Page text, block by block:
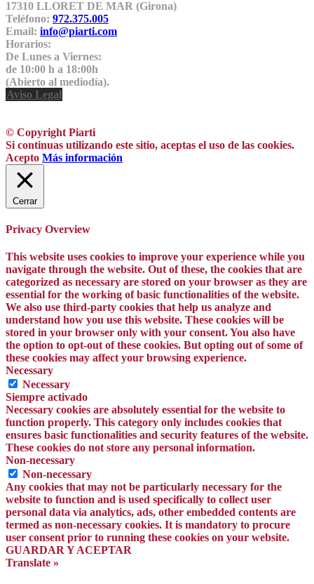
17310 LLORET DE MAR (Girona)
Teléfono: 972.375.005
Email: info@piarti.com
Horarios:
De Lunes a Viernes:
de 10:00 h a 18:00h
(Abierto al mediodía).
Aviso Legal
© Copyright Piarti
Si continuas utilizando este sitio, aceptas el uso de las cookies.
Acepto Más información
Cerrar
Privacy Overview
This website uses cookies to improve your experience while you
navigate through the website. Out of these, the cookies that are
categorized as necessary are stored on your browser as they are
essential for the working of basic functionalities of the website.
We also use third-party cookies that help us analyze and
understand how you use this website. These cookies will be
stored in your browser only with your consent. You also have
the option to opt-out of these cookies. But opting out of some of
these cookies may affect your browsing experience.
Necessary
Necessary
Siempre activado
Necessary cookies are absolutely essential for the website to
function properly. This category only includes cookies that
ensures basic functionalities and security features of the website.
These cookies do not store any personal information.
Non-necessary
Non-necessary
Any cookies that may not be particularly necessary for the
website to function and is used specifically to collect user
personal data via analytics, ads, other embedded contents are
termed as non-necessary cookies. It is mandatory to procure
user consent prior to running these cookies on your website.
GUARDAR Y ACEPTAR
Translate »